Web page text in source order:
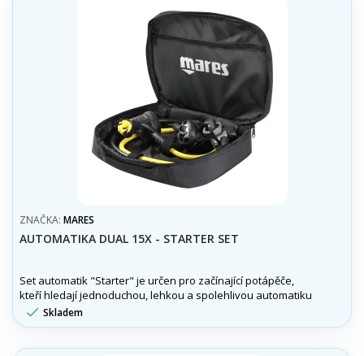
ZNAČKA: MARES
AUTOMATIKA DUAL 15X - STARTER SET
Set automatik "Starter" je určen pro začínající potápěče,
kteří hledají jednoduchou, lehkou a spolehlivou automatiku
s velkým výkonem.
 Skladem